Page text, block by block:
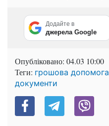
Додайте в
джерела Google
Опубліковано: 04.03 10:00
Теги: грошова допомога
документи